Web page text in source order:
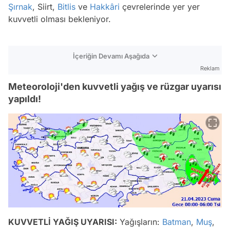
Şırnak, Siirt, Bitlis ve Hakkâri çevrelerinde yer yer
kuvvetli olması bekleniyor.
İçeriğin Devamı Aşağıda
Reklam
Meteoroloji'den kuvvetli yağış ve rüzgar uyarısı
yapıldı!
KUVVETLİ YAĞIŞ UYARISI: Yağışların: Batman, Muş,